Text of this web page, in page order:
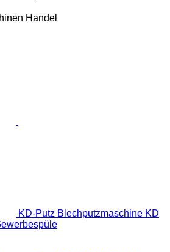
Handel
KD-Putz Blechputzmaschine KD